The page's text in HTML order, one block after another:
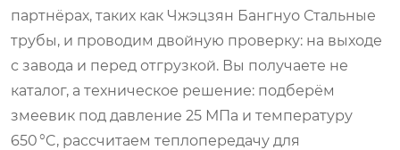
партнёрах, таких как Чжэцзян Бангнуо Стальные
трубы, и проводим двойную проверку: на выходе
с завода и перед отгрузкой. Вы получаете не
каталог, а техническое решение: подберём
змеевик под давление 25 МПа и температуру
650 °C, рассчитаем теплопередачу для